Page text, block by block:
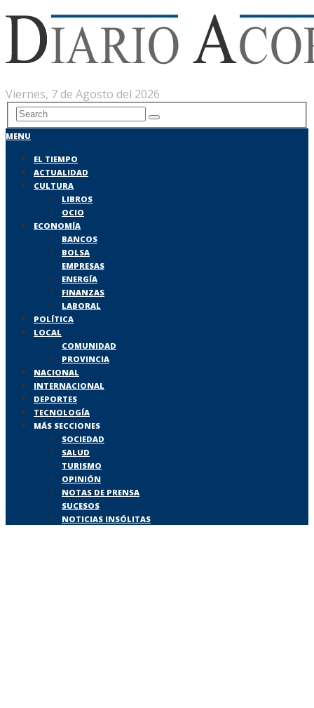
Viernes, 7 de Agosto del 2026
MENU
EL TIEMPO
ACTUALIDAD
CULTURA
LIBROS
OCIO
ECONOMÍA
BANCOS
BOLSA
EMPRESAS
ENERGÍA
FINANZAS
LABORAL
POLÍTICA
LOCAL
COMUNIDAD
PROVINCIA
NACIONAL
INTERNACIONAL
DEPORTES
TECNOLOGÍA
MÁS SECCIONES
SOCIEDAD
SALUD
TURISMO
OPINIÓN
NOTAS DE PRENSA
SUCESOS
NOTICIAS INSÓLITAS